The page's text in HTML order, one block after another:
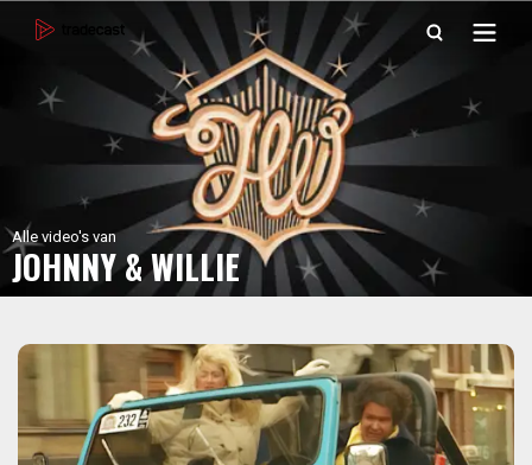
Alle video's van
JOHNNY & WILLIE